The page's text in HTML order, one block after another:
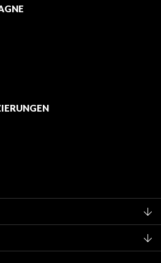
werden